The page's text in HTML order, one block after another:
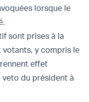
lorsque le
sont prises à la
y compris le
effet
du président à